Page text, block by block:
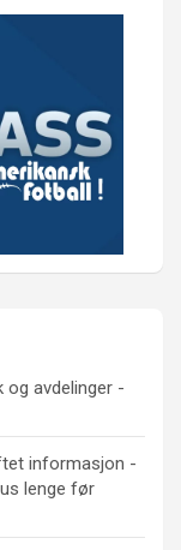
og avdelinger -
informasjon -
lenge før